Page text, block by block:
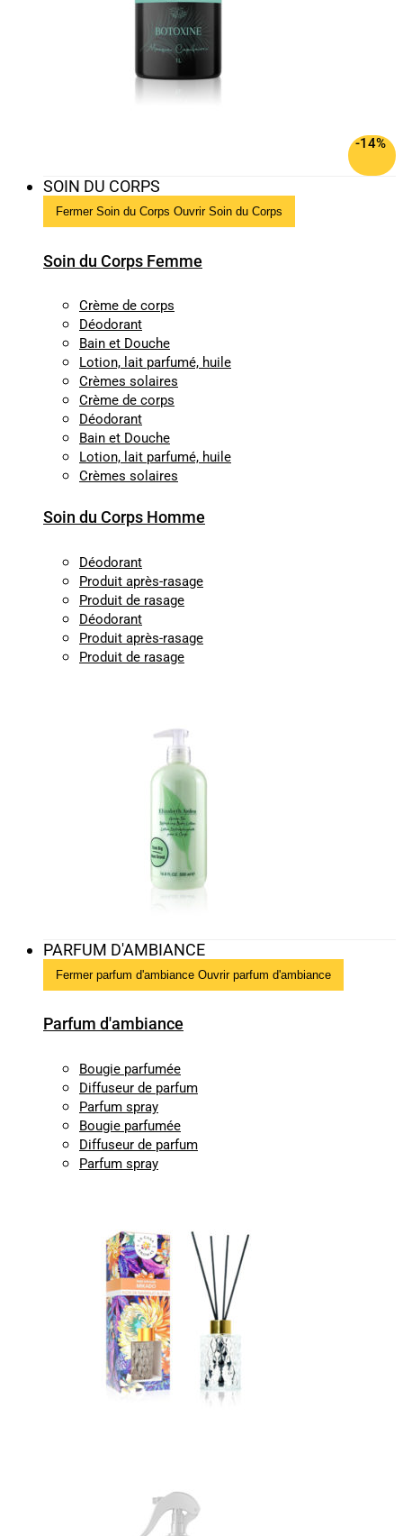
-14%
SOIN DU CORPS
Fermer Soin du Corps Ouvrir Soin du Corps
Soin du Corps Femme
Crème de corps
Déodorant
Bain et Douche
Lotion, lait parfumé, huile
Crèmes solaires
Crème de corps
Déodorant
Bain et Douche
Lotion, lait parfumé, huile
Crèmes solaires
Soin du Corps Homme
Déodorant
Produit après-rasage
Produit de rasage
Déodorant
Produit après-rasage
Produit de rasage
PARFUM D'AMBIANCE
Fermer parfum d'ambiance Ouvrir parfum d'ambiance
Parfum d'ambiance
Bougie parfumée
Diffuseur de parfum
Parfum spray
Bougie parfumée
Diffuseur de parfum
Parfum spray